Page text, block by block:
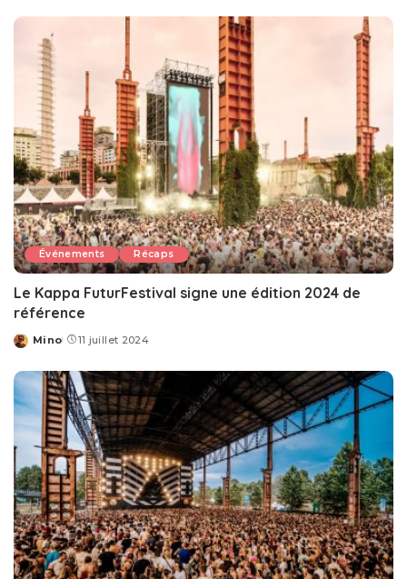
Événements Récaps
Le Kappa FuturFestival signe une édition 2024 de
référence
Posted
Mino 11 juillet 2024